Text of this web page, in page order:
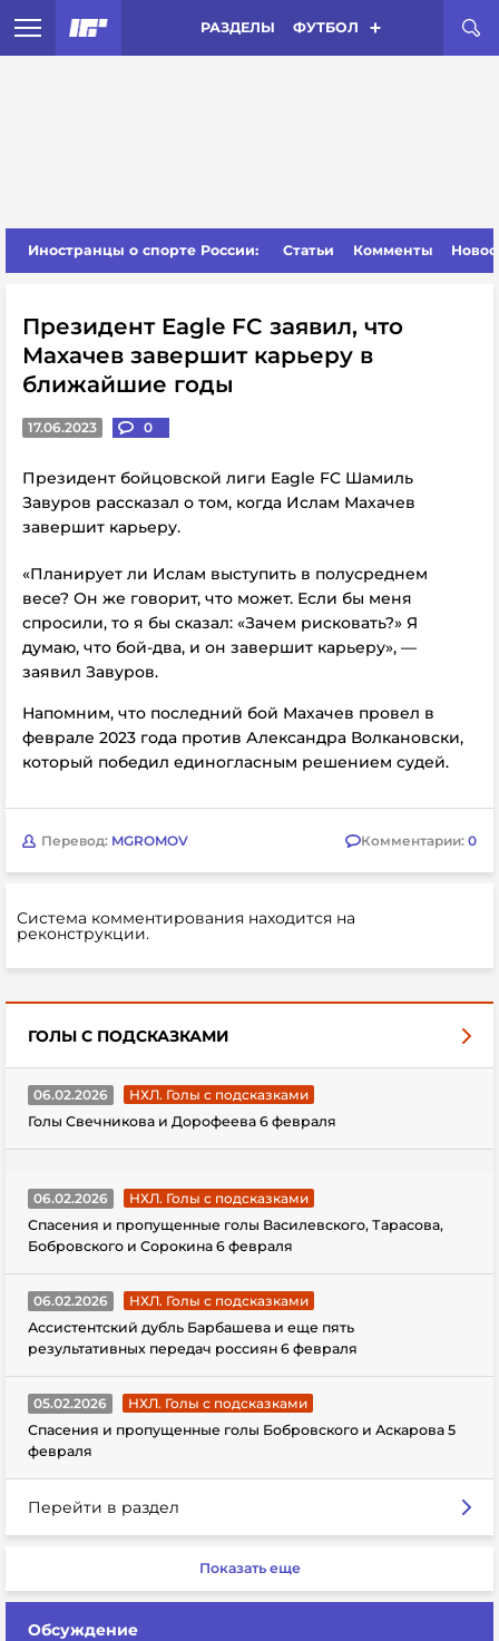
РАЗДЕЛЫ ФУТБОЛ
Иностранцы о спорте России: Статьи Комменты
Президент Eagle FC заявил, что
Махачев завершит карьеру в
ближайшие годы
17.06.2023 0
Президент бойцовской лиги Eagle FC Шамиль
Завуров рассказал о том, когда Ислам Махачев
завершит карьеру.
«Планирует ли Ислам выступить в полусреднем
весе? Он же говорит, что может. Если бы меня
спросили, то я бы сказал: «Зачем рисковать?» Я
думаю, что бой-два, и он завершит карьеру», —
заявил Завуров.
Напомним, что последний бой Махачев провел в
феврале 2023 года против Александра Волкановски,
который победил единогласным решением судей.
Перевод: MGROMOV Комментарии: 0
Система комментирования находится на
реконструкции.
ГОЛЫ С ПОДСКАЗКАМИ
06.02.2026
НХЛ. Голы с подсказками
Голы Свечникова и Дорофеева 6 февраля
06.02.2026
НХЛ. Голы с подсказками
Спасения и пропущенные голы Василевского, Тарасова,
Бобровского и Сорокина 6 февраля
06.02.2026
НХЛ. Голы с подсказками
Ассистентский дубль Барбашева и еще пять
результативных передач россиян 6 февраля
05.02.2026
НХЛ. Голы с подсказками
Спасения и пропущенные голы Бобровского и Аскарова 5
февраля
Перейти в раздел
Показать еще
Обсуждение